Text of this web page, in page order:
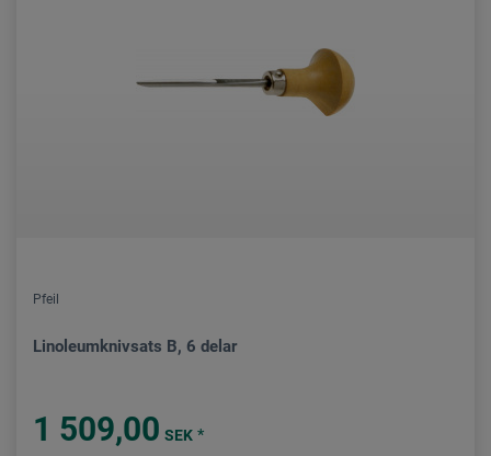
Pfeil
Linoleumknivsats B, 6 delar
1 509,00 SEK *